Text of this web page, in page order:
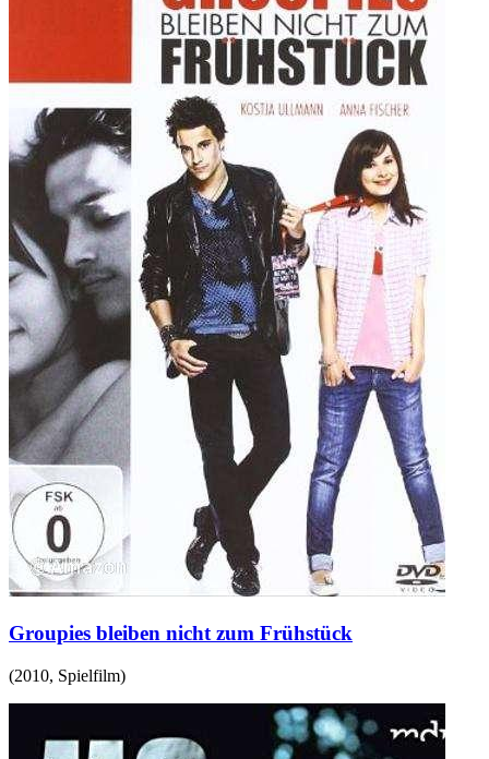
Groupies bleiben nicht zum Frühstück
(2010, Spielfilm)